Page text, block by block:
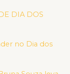
DIA DOS
no Dia dos